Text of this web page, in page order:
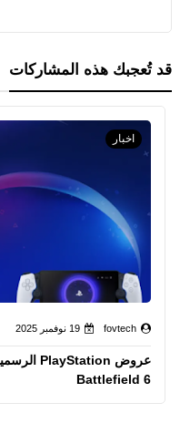
قد تُعجبك هذه المشاركات
اخبار
fovtech 19 نوفمبر 2025
Battlefield 6